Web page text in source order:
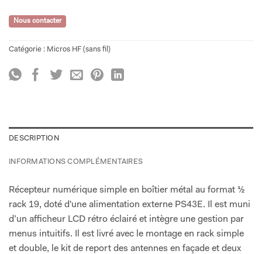
Nous contacter
Catégorie : Micros HF (sans fil)
DESCRIPTION
INFORMATIONS COMPLÉMENTAIRES
Récepteur numérique simple en boîtier métal au format ½
rack 19, doté d'une alimentation externe PS43E. Il est muni
d’un afficheur LCD rétro éclairé et intègre une gestion par
menus intuitifs. Il est livré avec le montage en rack simple
et double, le kit de report des antennes en façade et deux